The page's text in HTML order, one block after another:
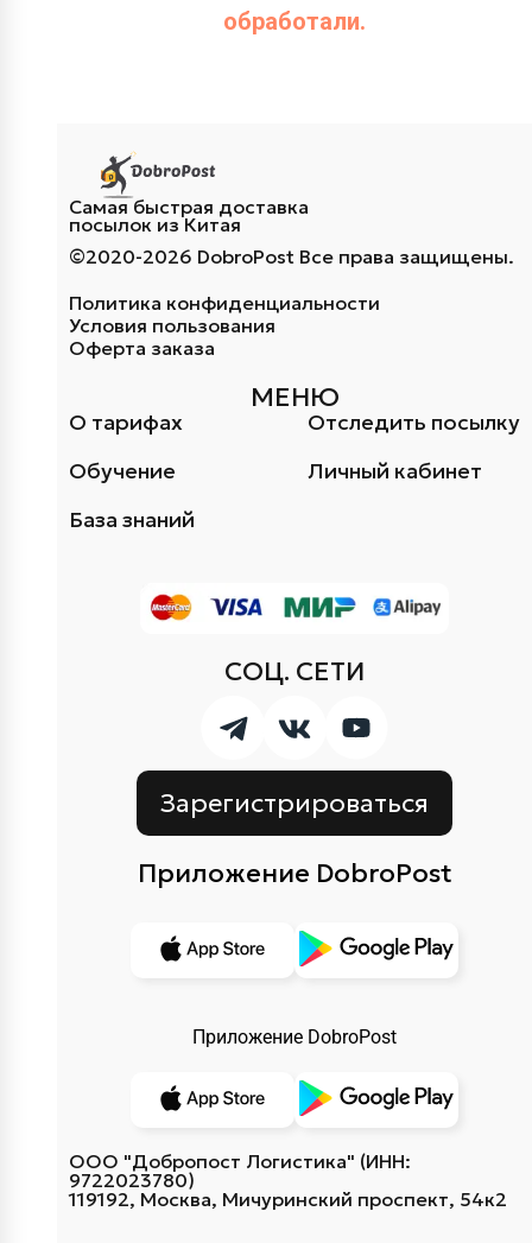
обработали.
Самая быстрая доставка
посылок из Китая
©2020-2026 DobroPost Все права защищены.
Политика конфиденциальности
Условия пользования
Оферта заказа
МЕНЮ
О тарифах
База знаний
Отследить посылку
Обучение
Личный кабинет
СОЦ. СЕТИ
Зарегистрироваться
Приложение DobroPost
Приложение DobroPost
ООО "Добропост Логистика" (ИНН:
9722023780)
119192, Москва, Мичуринский проспект, 54к2